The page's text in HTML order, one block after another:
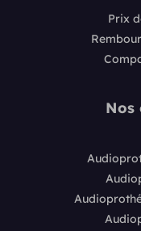
Prix
Nos